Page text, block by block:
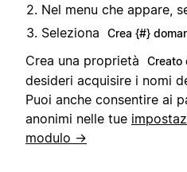
Nel menu che appare,
Seleziona
Crea {#}
Crea una proprietà
Creato
desideri acquisire i nomi
Puoi anche consentire ai
anonimi nelle tue
modulo →